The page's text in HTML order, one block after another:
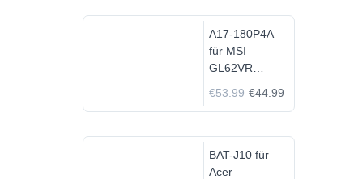
A17-180P4A
für MSI
GL62VR
€53.99 €44.99
BAT-J10 für
Acer